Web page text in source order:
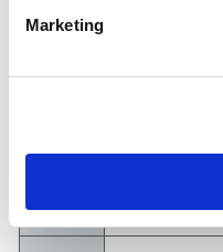
Marketing
pasajeros
43,785（
conectada y
03-5232-2565